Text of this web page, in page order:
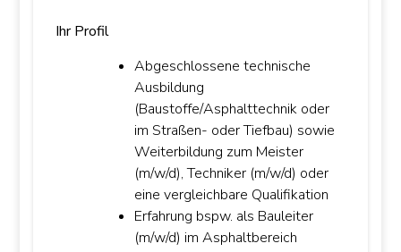
Ihr Profil
Abgeschlossene technische
Ausbildung
(Baustoffe/Asphalttechnik oder
im Straßen- oder Tiefbau) sowie
Weiterbildung zum Meister
(m/w/d), Techniker (m/w/d) oder
eine vergleichbare Qualifikation
Erfahrung bspw. als Bauleiter
(m/w/d) im Asphaltbereich